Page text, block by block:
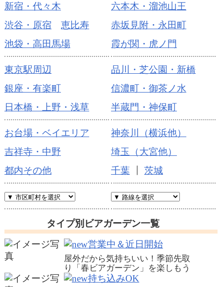
新宿・代々木
渋谷・原宿
恵比寿
池袋・高田馬場
六本木・溜池山王
赤坂見附・永田町
霞が関・虎ノ門
東京駅周辺
銀座・有楽町
日本橋・上野・浅草
品川・芝公園・新橋
信濃町・御茶ノ水
半蔵門・神保町
お台場・ベイエリア
吉祥寺・中野
都内その他
神奈川（横浜他）
埼玉（大宮他）
千葉
茨城
タイプ別ビアガーデン一覧
営業中＆近日開始
屋外だから気持ちいい！季節先取
り「春ビアガーデン」を楽しもう
持ち込みOK